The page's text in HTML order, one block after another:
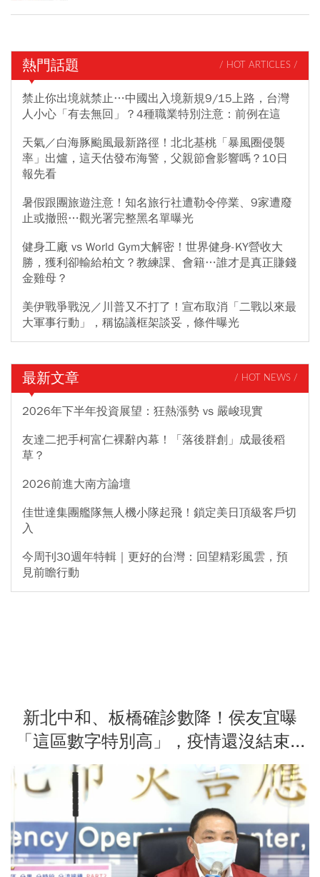
熱門話題 / HOT ARTICLES /
禁止你出境就禁止…中國出入境新規9/15上路，台灣
人小心「有去無回」？4種職業特別注意：前例在這
天氣／白海豚颱風最新路徑！北北基桃「暴風圈侵襲
率」出爐，這天估發布海警，父親節會影響嗎？10日
報先看
暑假跟團旅遊注意！知名旅行社遭勒令停業、9家遭廢
止或撤照…觀光署完整黑名單曝光
健身工廠 vs World Gym大解密！世界健身-KY營收大
勝，獲利卻輸給柏文？教練課、會籍…誰才是真正賺錢
金雞母？
美伊戰爭戰況／川普又不打了！宣布取消「二戰以來最
大軍事行動」，稱協議框架談妥，條件曝光
最新文章 / HOT NEWS /
2026年下半年投資展望：狂熱漲勢 vs 嚴峻現實
友達二把手柯富仁裸辭內幕！「落後群創」成最後稻
草？
2026前進大南方論壇
佳世達集團艦隊無人機小隊起飛！鎖定美日頂級客戶切
入
今周刊30週年特輯｜更好的台灣：回望精彩風雲，預
見前瞻行動
新北中和、板橋確診數降！侯友宜曝
「這區數字特別高」，疫情還沒結束...